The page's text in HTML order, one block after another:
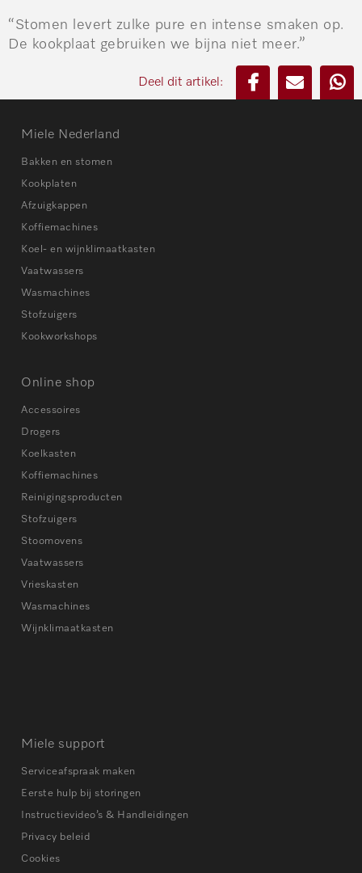
“Stomen levert zulke pure en intense smaken op.
De kookplaat gebruiken we bijna niet meer.”
Deel dit artikel:
Miele Nederland
Bakken en stomen
Kookplaten
Afzuigkappen
Koffiemachines
Koel- en wijnklimaatkasten
Vaatwassers
Wasmachines
Stofzuigers
Kookworkshops
Online shop
Accessoires
Drogers
Koelkasten
Koffiemachines
Reinigingsproducten
Stofzuigers
Stoomovens
Vaatwassers
Vrieskasten
Wasmachines
Wijnklimaatkasten
Miele support
Serviceafspraak maken
Eerste hulp bij storingen
Instructievideo’s & Handleidingen
Privacy beleid
Cookies